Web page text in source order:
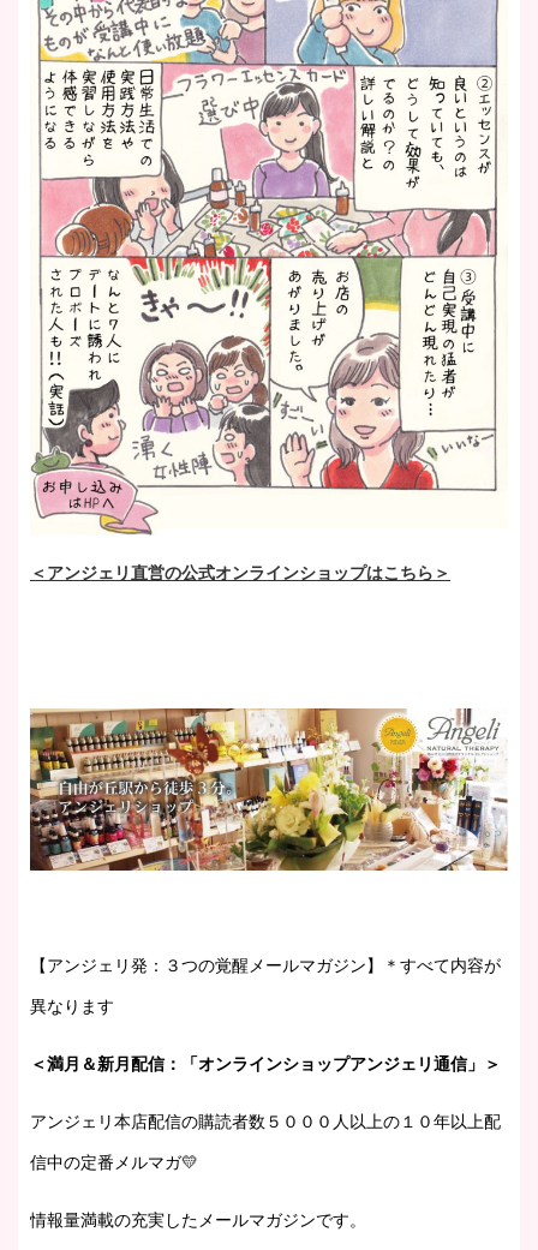
＜アンジェリ直営の公式オンラインショップはこちら＞
【アンジェリ発：３つの覚醒メールマガジン】＊すべて内容が
異なります
＜満月＆新月配信：「オンラインショップアンジェリ通信」＞
アンジェリ本店配信の購読者数５０００人以上の１０年以上配
信中の定番メルマガ💛
情報量満載の充実したメールマガジンです。